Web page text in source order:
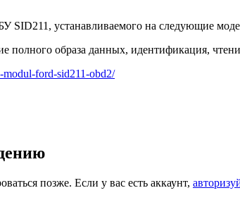
SID211, устанавливаемого на следующие
полного образа данных, идентификация,
modul-ford-sid211-obd2/
позже. Если у вас есть аккаунт,